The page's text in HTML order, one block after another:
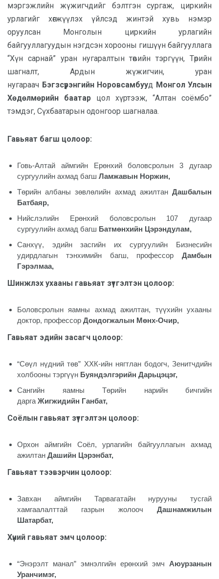
мэргэжлийн жүжигчдийг бэлтгэн сургаж, циркийн
урлагийг хөгжүүлэх үйлсэд жинтэй хувь нэмэр
оруулсан Монголын циркийн урлагийн
байгууллагуудын нэгдсэн хорооны гишүүн байгууллага
“Хүн сарнай” уран нугаралтын төвийн тэргүүн, Төрийн
шагналт, Ардын жүжигчин, уран
нугараач Бэгзсүрэнгийн Норовсамбууд Монгол Улсын
Хөдөлмөрийн баатар
цол хүртээж, “Алтан соёмбо”
тэмдэг, Сүхбаатарын одонгоор шагналаа.
Гавьяат багш цолоор:
Говь-Алтай аймгийн Ерөнхий боловсролын 3 дугаар
сургуулийн ахмад багш Ламжавын Норжин,
Төрийн албаны зөвлөлийн ахмад ажилтан Дашбалын
Батбаяр,
Нийслэлийн Ерөнхий боловсролын 107 дугаар
сургуулийн ахмад багш Батмөнхийн Цэрэндулам,
Санхүү, эдийн засгийн их сургуулийн Бизнесийн
удирдлагын тэнхимийн багш, профессор
Дамбын
Гэрэлмаа,
Шинжлэх ухааны гавьяат зүтгэлтэн цолоор:
Боловсролын яамны ахмад ажилтан, түүхийн ухааны
доктор, профессор Дондогжалын Мөнх-Очир,
Гавьяат эдийн засагч цолоор:
“Сөүл нүдний төв” ХХК-ийн нягтлан бодогч, Зенитчдийн
холбооны тэргүүн Буяндэлгэрийн Дарьцэцэг,
Сангийн яамны Төрийн нарийн бичгийн
дарга Жигжидийн Ганбат,
Соёлын гавьяат зүтгэлтэн цолоор:
Орхон аймгийн Соёл, урлагийн байгууллагын ахмад
ажилтан Дашийн Цэрэнбат,
Гавьяат тээвэрчин цолоор:
Завхан аймгийн Тарвагатайн нурууны тусгай
хамгаалалттай газрын жолооч
Дашнамжилын
Шатарбат,
Хүний гавьяат эмч цолоор:
“Энэрэлт манал” эмнэлгийн ерөнхий эмч
Аюурзанын
Уранчимэг,